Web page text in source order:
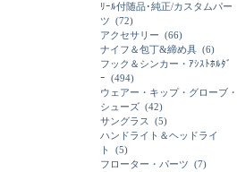
ﾘｰﾙ付随品･純正/カスタムパー
ツ (72)
アクセサリー (66)
ナイフ＆包丁&締め具 (6)
フック＆シンカー・ｱｼｽﾄﾎﾙﾀﾞ
ｰ (494)
ウェアー・キップ・グローブ・
シューズ (42)
サングラス
(5)
ハンドライト＆ヘッドライ
ト
(5)
フローター・パーツ (7)